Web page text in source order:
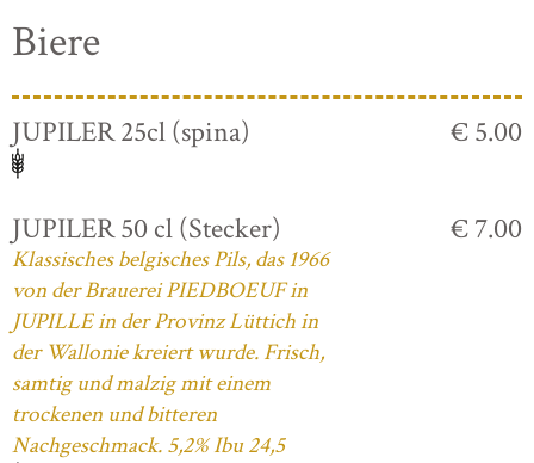
Biere
JUPILER 25cl (spina) € 5.00
JUPILER 50 cl (Stecker)
Klassisches belgisches Pils, das 1966
von der Brauerei PIEDBOEUF in
JUPILLE in der Provinz Lüttich in
der Wallonie kreiert wurde. Frisch,
samtig und malzig mit einem
trockenen und bitteren
Nachgeschmack. 5,2% Ibu 24,5
€ 7.00